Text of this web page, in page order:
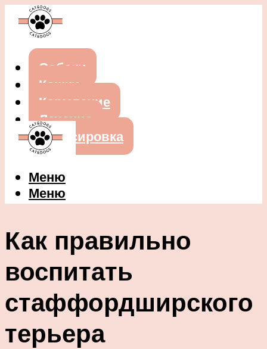
Собаки
Кошки
Кормление
Лечение
Дрессировка
Меню
Меню
Как правильно
воспитать
стаффордширского
терьера